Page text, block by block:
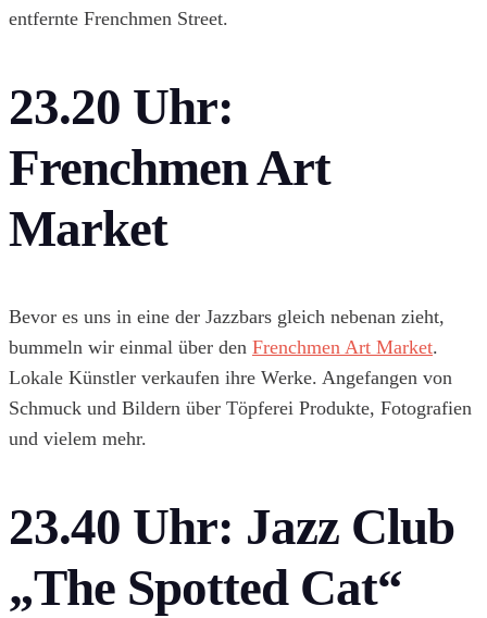
entfernte Frenchmen Street.
23.20 Uhr:
Frenchmen Art
Market
Bevor es uns in eine der Jazzbars gleich nebenan zieht,
bummeln wir einmal über den Frenchmen Art Market.
Lokale Künstler verkaufen ihre Werke. Angefangen von
Schmuck und Bildern über Töpferei Produkte, Fotografien
und vielem mehr.
23.40 Uhr: Jazz Club
„The Spotted Cat“